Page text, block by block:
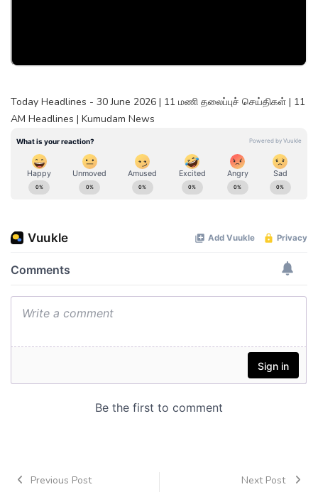
Today Headlines - 30 June 2026 | 11 மணி தலைப்புச் செய்திகள் | 11
AM Headlines | Kumudam News
Previous Post Next Post